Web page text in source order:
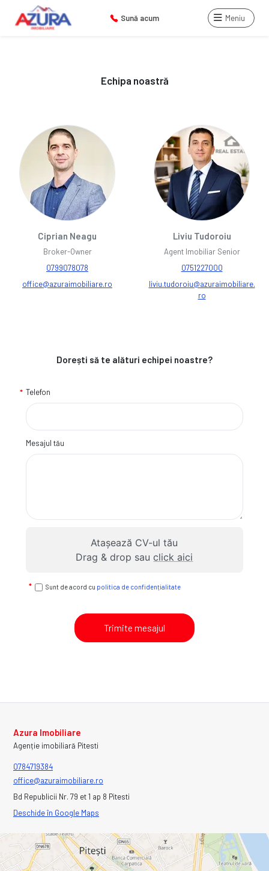
Sună acum Meniu
Echipa noastră
Ciprian Neagu
Broker-Owner
0799078078
office@azuraimobiliare.ro
Liviu Tudoroiu
Agent Imobiliar Senior
0751227000
liviu.tudoroiu@azuraimobiliare.
ro
Dorești să te alături echipei noastre?
Telefon
Mesajul tău
Atașează CV-ul tău
Drag & drop sauclick aici
Sunt de acord cu politica de confidențialitate
Trimite mesajul
Azura Imobiliare
Agenție imobiliară Pitesti
0784719384
office@azuraimobiliare.ro
Bd Republicii Nr. 79 et 1 ap 8 Pitesti
Deschide în Google Maps